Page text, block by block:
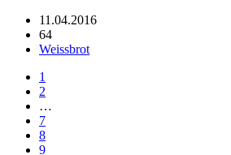
11.04.2016
64
Weissbrot
1
2
…
7
8
9